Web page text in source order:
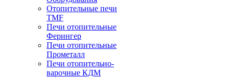
Отопительные печи
TMF
Печи отопительные
Ферингер
Печи отопительные
Прометалл
Печи отопительно-
варочные КДМ